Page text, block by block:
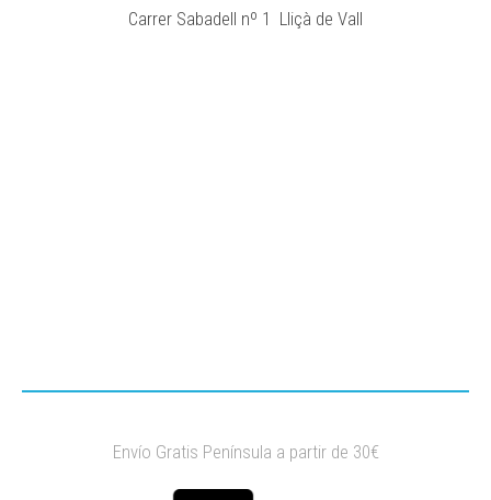
Carrer Sabadell nº 1 Lliçà de Vall
Envío Gratis Península a partir de 30€